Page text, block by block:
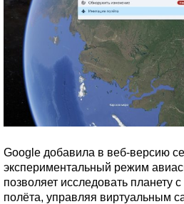
Google добавила в веб-версию
экспериментальный режим
позволяет исследовать планету
полёта, управляя виртуальным